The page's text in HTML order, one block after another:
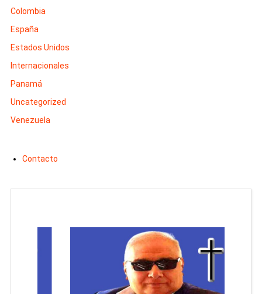
Colombia
España
Estados Unidos
Internacionales
Panamá
Uncategorized
Venezuela
Contacto